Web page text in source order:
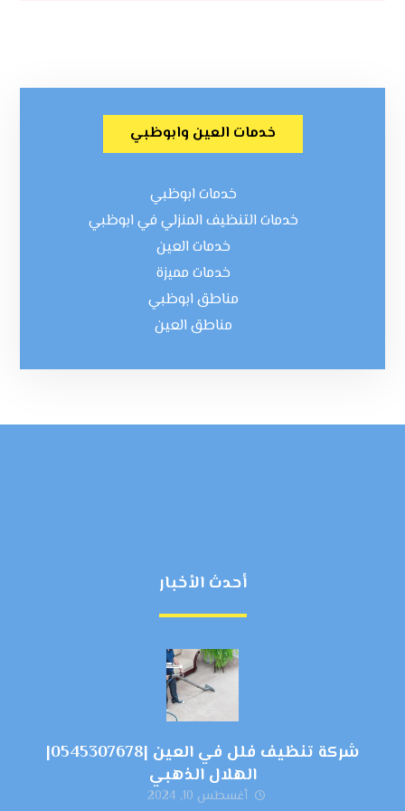
خدمات العين وابوظبي
خدمات ابوظبي
خدمات التنظيف المنزلي في ابوظبي
خدمات العين
خدمات مميزة
مناطق ابوظبي
مناطق العين
أحدث الأخبار
شركة تنظيف فلل في العين |0545307678|
الهلال الذهبي
أغسطس 10, 2024